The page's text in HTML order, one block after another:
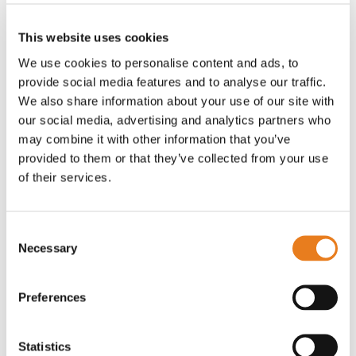
This website uses cookies
We use cookies to personalise content and ads, to
provide social media features and to analyse our traffic.
We also share information about your use of our site with
our social media, advertising and analytics partners who
may combine it with other information that you’ve
provided to them or that they’ve collected from your use
of their services.
Selection
Necessary
Preferences
Statistics